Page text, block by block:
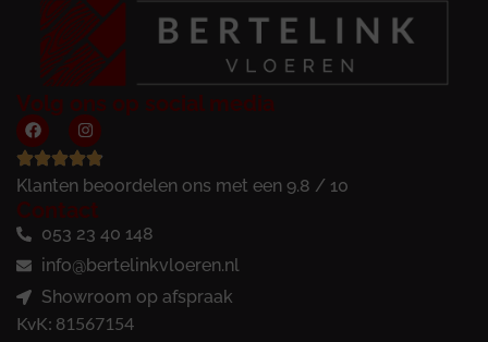
Volg ons op social media
Klanten beoordelen ons met een 9.8 / 10
Contact
053 23 40 148
info@bertelinkvloeren.nl
Showroom op afspraak
KvK: 81567154